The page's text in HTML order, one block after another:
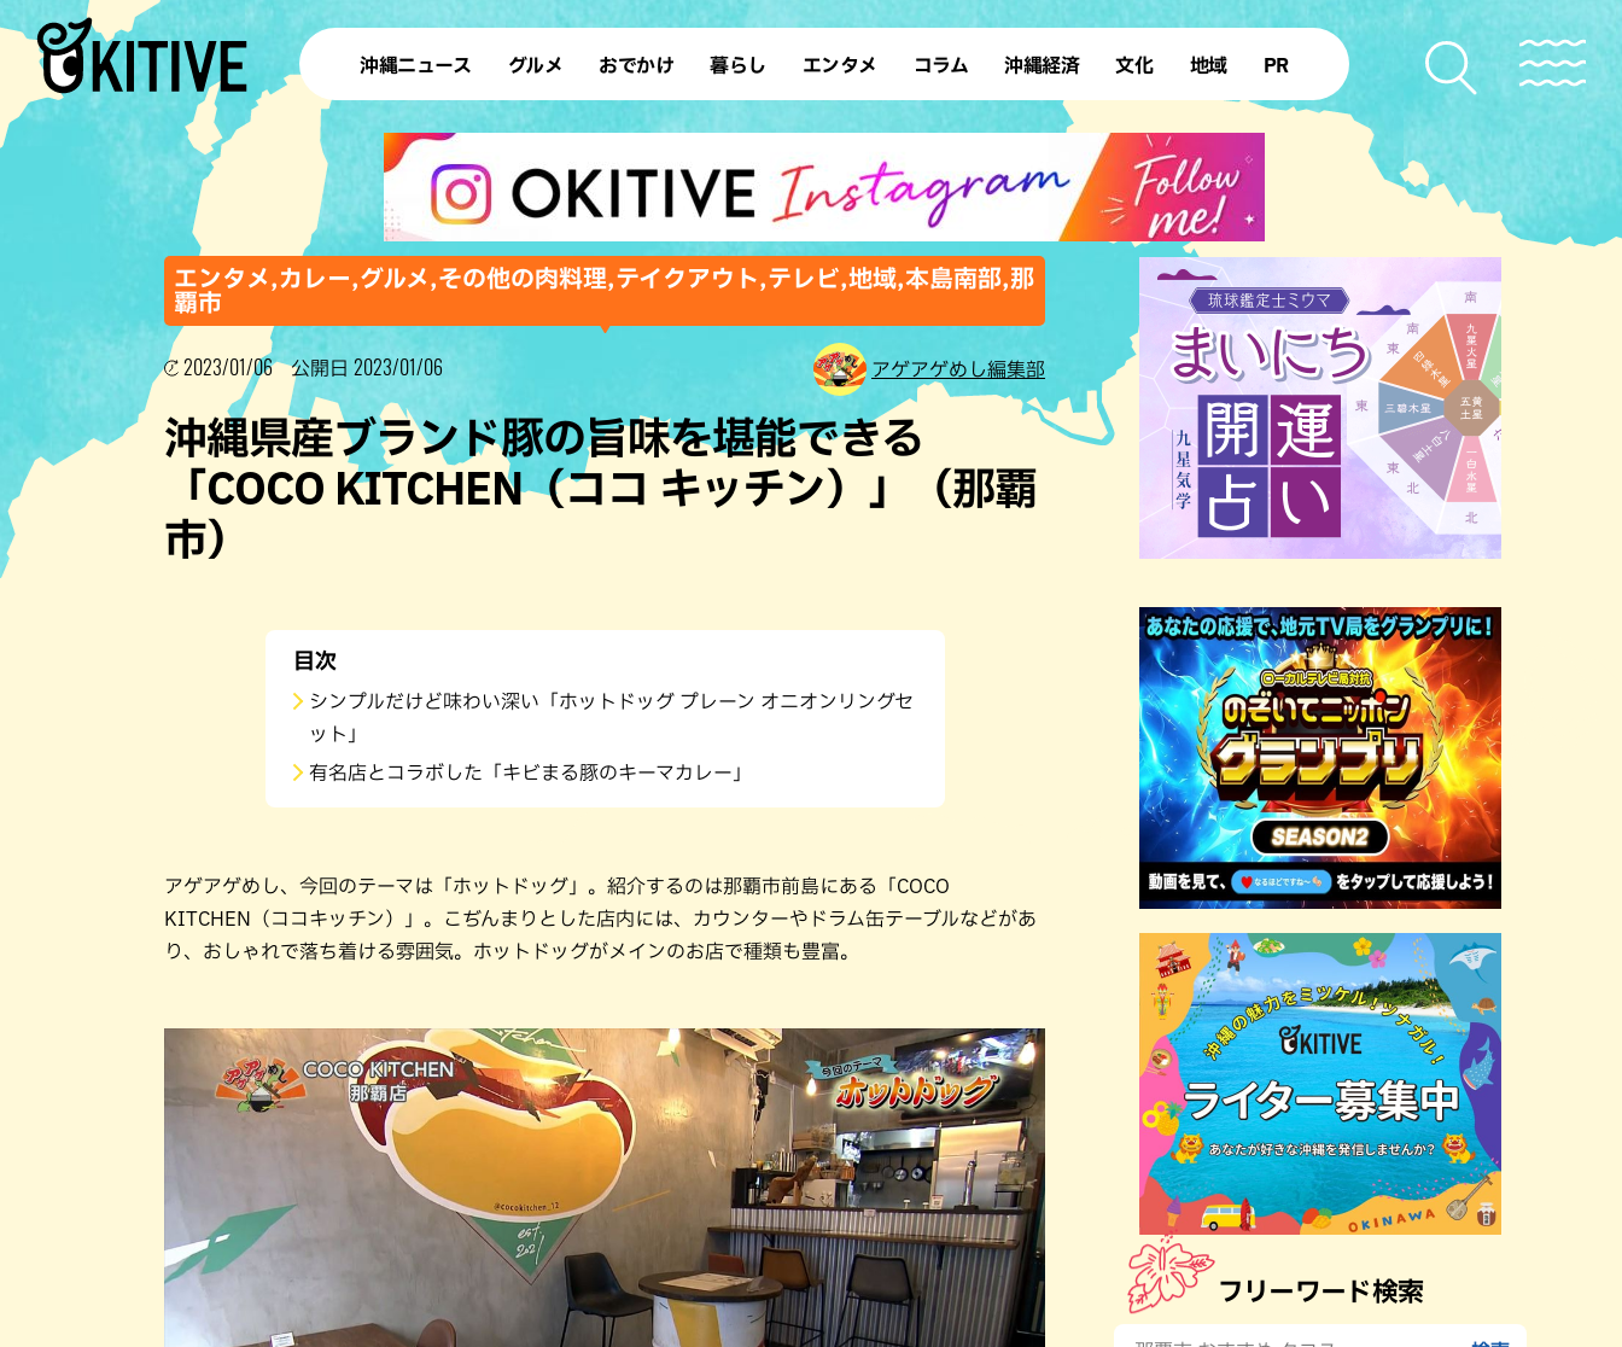
沖縄ニュース グルメ
ラーメン 沖縄そば
テイクアウト カフェ
すし・魚料理 和食・日本料理
沖縄料理 アジア・エスニック
その他の肉料理 居酒屋・バー
ブッフェ・バイキング スイーツ
おでかけ
デート ドライブ
散歩 ソロ活
歴史 体験
ホテル
沖縄の海
暮らし
レシピ SDGs
ファッション ローカルニュース
沖縄移住 沖縄旧暦行事
エンタメ
スポーツ 占い
タレント・芸人 テレビ
コラム 沖縄経済 文化
復帰50年
地域
本島北部
本島南部 先島諸島
北部離島
PR
エンタメ,カレー,グルメ,その他の肉料理,テイクアウト,テレビ,地域,本島南部,那
覇市
2023/01/06 公開日 2023/01/06 アゲアゲめし編集部
沖縄県産ブランド豚の旨味を堪能できる
「COCO KITCHEN（ココ キッチン）」（那覇
市）
目次
シンプルだけど味わい深い「ホットドッグ プレーン オニオンリングセ
ット」
有名店とコラボした「キビまる豚のキーマカレー」
アゲアゲめし、今回のテーマは「ホットドッグ」。紹介するのは那覇市前島にある「COCO
KITCHEN（ココキッチン）」。こぢんまりとした店内には、カウンターやドラム缶テーブルなどがあ
り、おしゃれで落ち着ける雰囲気。ホットドッグがメインのお店で種類も豊富。
フリーワード検索